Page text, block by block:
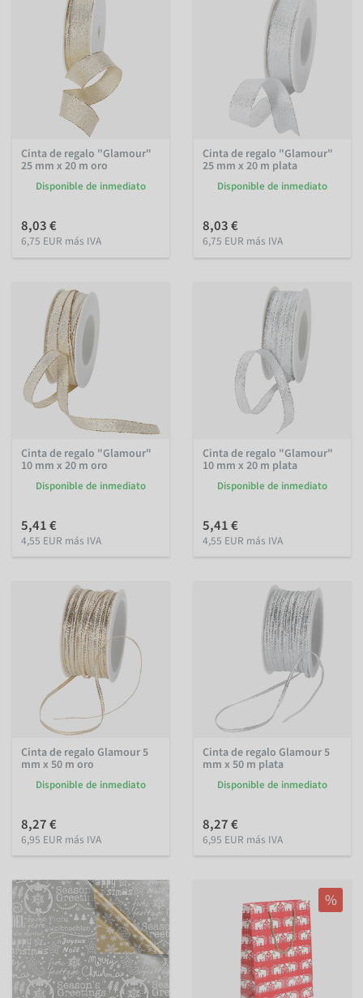
Cinta de regalo "Glamour"
25 mm x 20 m oro
Disponible de inmediato
8,03 €
6,75 EUR más IVA
Cinta de regalo "Glamour"
25 mm x 20 m plata
Disponible de inmediato
8,03 €
6,75 EUR más IVA
Cinta de regalo "Glamour"
10 mm x 20 m oro
Disponible de inmediato
5,41 €
4,55 EUR más IVA
Cinta de regalo "Glamour"
10 mm x 20 m plata
Disponible de inmediato
5,41 €
4,55 EUR más IVA
Cinta de regalo Glamour 5
mm x 50 m oro
Disponible de inmediato
8,27 €
6,95 EUR más IVA
Cinta de regalo Glamour 5
mm x 50 m plata
Disponible de inmediato
8,27 €
6,95 EUR más IVA
%